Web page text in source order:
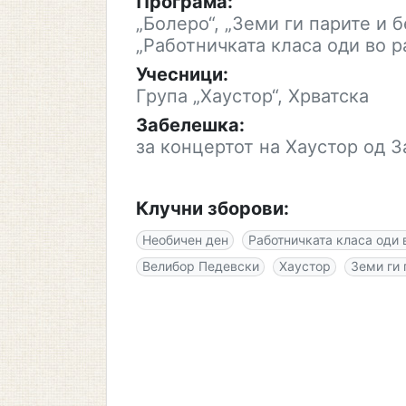
„Болеро“, „Земи ги парите и
„Работничката класа оди во
Учесници:
Група „Хаустор“, Хрватска
Забелешка:
за концертот на Хаустор од
Клучни зборови:
Необичен ден
Работничката класа оди
Велибор Педевски
Хаустор Земи ги